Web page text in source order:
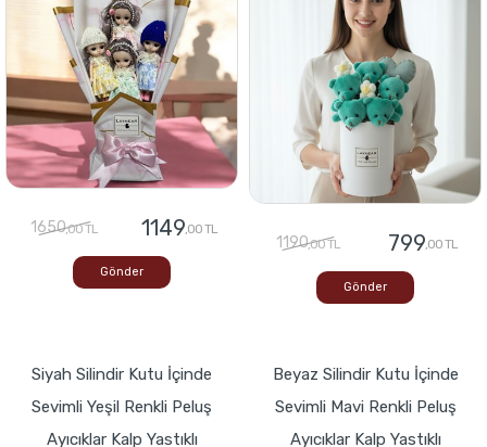
1650,00 TL 1149,00 TL
Gönder
1190,00 TL 799,00 TL
Gönder
Siyah Silindir Kutu İçinde
Sevimli Yeşil Renkli Peluş
Ayıcıklar Kalp Yastıklı
Beyaz Silindir Kutu İçinde
Sevimli Mavi Renkli Peluş
Ayıcıklar Kalp Yastıklı